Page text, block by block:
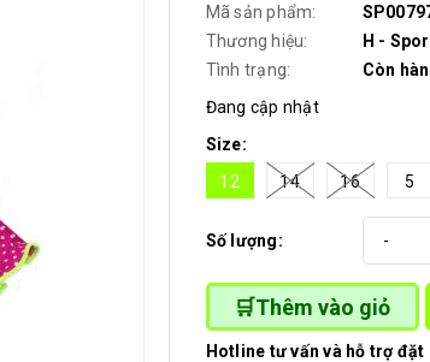
Mã sản phẩm:
Thương hiệu:
H -
Tình trạng:
Còn
Đang cập nhật
Size:
12
14 16 5
Số lượng: -
🛒Thêm vào giỏ
Hotline tư vấn và hỗ trợ đặt